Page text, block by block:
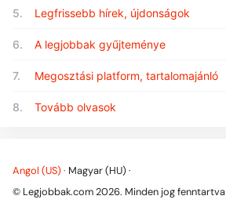
5. Legfrissebb hírek, újdonságok
6. A legjobbak gyűjteménye
7. Megosztási platform, tartalomajánló
8. Tovább olvasok
Angol (US) · Magyar (HU) ·
© Legjobbak.com 2026. Minden jog fenntartva